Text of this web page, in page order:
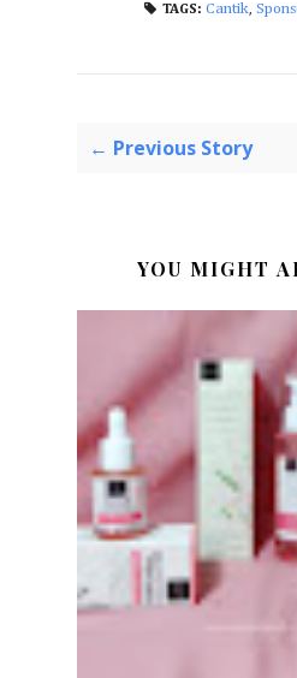
TAGS: Cantik,
← Previous Story
YOU MIGHT